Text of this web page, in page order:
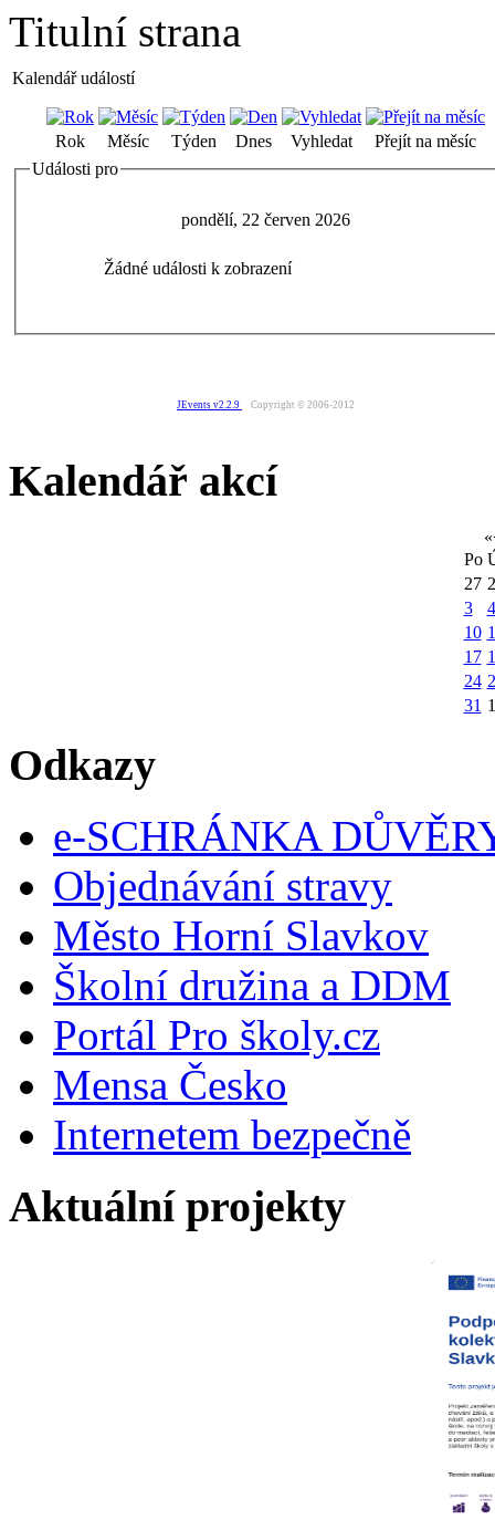
Titulní strana
Kalendář událostí
Rok Měsíc Týden Dnes Vyhledat
Přejít na měsíc
Události pro
pondělí, 22 červen 2026
Žádné události k zobrazení
JEvents v2.2.9 Copyright © 2006-2012
Kalendář akcí
«
Po
27
3
4
10
17
24
31 1
Odkazy
e-SCHRÁNKA
Objednávání stravy
Město Horní Slavkov
Školní družina a DDM
Portál Pro školy.cz
Mensa Česko
Internetem bezpečně
Aktuální projekty